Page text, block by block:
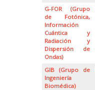
G-FOR (Grupo
de Fotónica,
Información
Cuántica y
Radiación y
Dispersión de
Ondas)
GIB (Grupo de
Ingeniería
Biomédica)